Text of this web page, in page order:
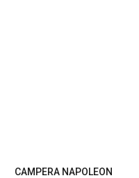
CAMPERA NAPOLEON